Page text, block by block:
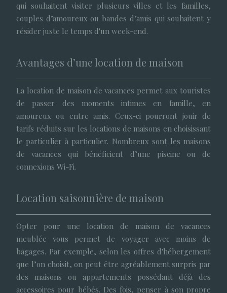
qui souhaitent visiter plusieurs villes et les familles,
couples d’amoureux ou bandes d’amis qui souhaitent y
résider juste le temps d'un week-end.
Avantages d’une location de maison
La location de maison de vacances permet aux touristes
de passer des moments intimes en famille, en
amoureux ou entre amis. Ceux-ci pourront jouir de
tarifs réduits sur les locations de maisons en choisissant
le particulier à particulier. Nombreux sont les maisons
de vacances qui bénéficient d’une piscine ou de
connexions Wi-Fi.
Location saisonnière de maison
Opter pour une location de maison de vacances
meublée vous permet de voyager avec moins de
bagages. Par exemple, selon les offres d'hébergement
que l’on choisit, on peut être agréablement surpris par
des maisons ou appartements possédant déjà des
accessoires pour bébés. Des fois, penser à son propre